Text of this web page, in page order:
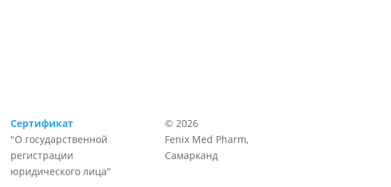
Сертификат
"О государственной
регистрации
юридического лица"
© 2026
Fenix Med Pharm,
Самарканд